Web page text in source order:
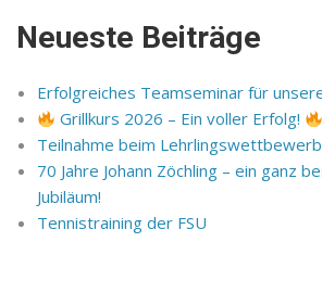
Neueste Beiträge
Erfolgreiches Teamseminar für
Grillkurs 2026 – Ein voller Erfolg!
Teilnahme beim
70 Jahre Johann Zöchling – ein ganz
Jubiläum!
Tennistraining der FSU